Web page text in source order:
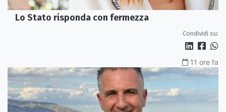
Lo Stato risponda con fermezza
Condividi su:
11 ore fa